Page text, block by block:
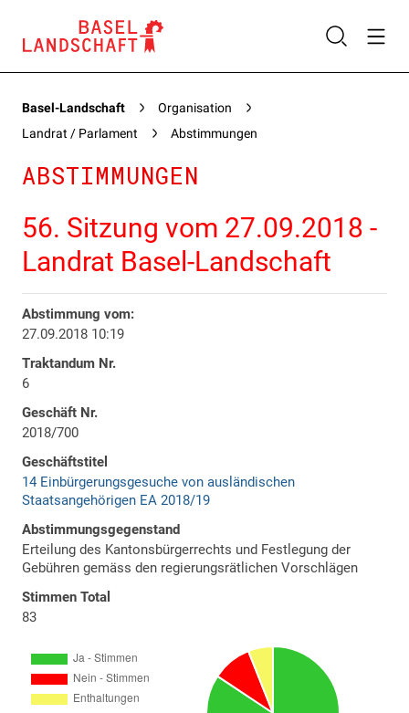
Basel-Landschaft
Organisation
Landrat / Parlament
Abstimmungen
ABSTIMMUNGEN